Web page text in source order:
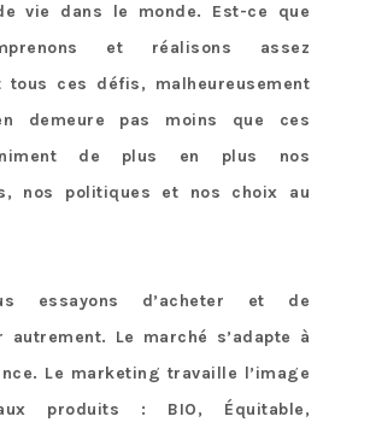
vie dans le monde. Est-ce que
et réalisons assez
tous ces défis, malheureusement
demeure pas moins que ces
de plus en plus nos
nos politiques et nos choix au
essayons d’acheter et de
autrement. Le marché s’adapte à
Le marketing travaille l’image
produits : BIO, Équitable,